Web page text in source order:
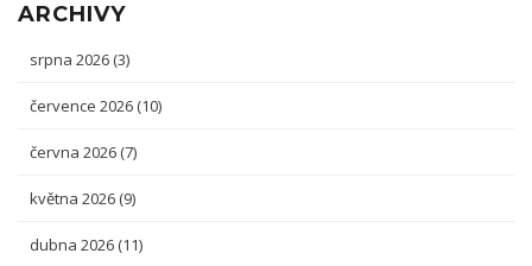
ARCHIVY
srpna 2026 (3)
července 2026 (10)
června 2026 (7)
května 2026 (9)
dubna 2026 (11)